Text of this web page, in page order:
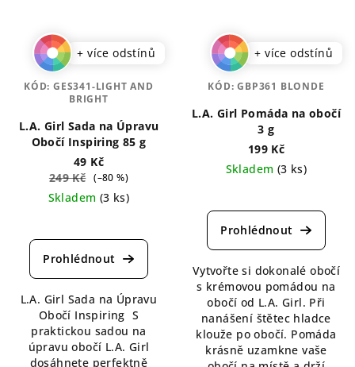
+ více odstínů
L.A. Girl Sada na Úpravu
Obočí Inspiring 85 g
49 Kč
249 Kč (–80 %)
Skladem (3 ks)
hodnocení
produktu
z
5
hvězdiček.
L.A. Girl Sada na Úpravu
Obočí Inspiring S
praktickou sadou na
úpravu obočí L.A. Girl
dosáhnete perfektně
KÓD:GES341-LIGHT AND
BRIGHT
+ více odstínů
L.A. Girl Pomáda na obočí
3 g
199 Kč
Skladem (3 ks)
hodnocení
produktu
z
5
hvězdiček.
Vytvořte si dokonalé obočí
s krémovou pomádou na
obočí od L.A. Girl. Při
nanášení štětec hladce
klouže po obočí. Pomáda
krásně uzamkne vaše
KÓD:GBP361 BLONDE